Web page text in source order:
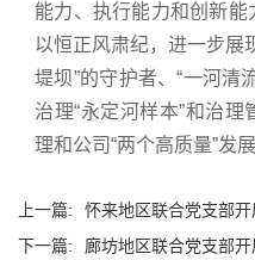
能力、执行能力和创新
以恒正风肃纪，进一步展
堤坝”的守护者、“一河清
治理“永定河样本”和治
理和公司“两个高质量”发
上一篇:
怀来地区联合党支部开
下一篇:
廊坊地区联合党支部开